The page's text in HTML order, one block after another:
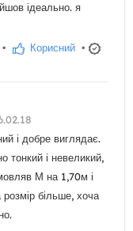
ідеально. я
• Корисний •
і добре виглядає.
тонкий і невеликий,
М на 1,70м і
більше, хоча